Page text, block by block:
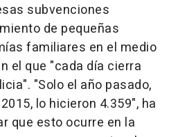
subvenciones
de pequeñas
familiares en el medio
el que "cada día cierra
"Solo el año pasado,
lo hicieron 4.359", ha
que esto ocurre en la